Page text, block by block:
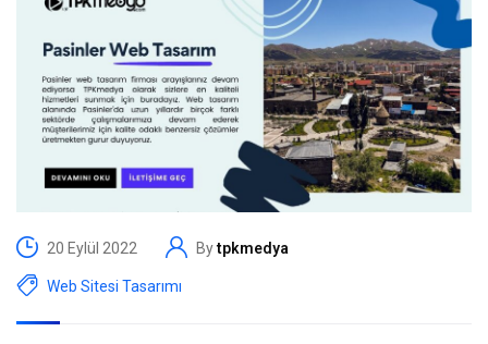
20 Eylül 2022 Bytpkmedya
Web Sitesi Tasarımı